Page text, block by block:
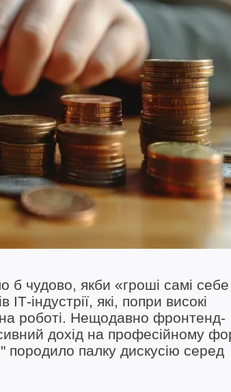
б чудово, якби «гроші самі себе
індустрії, які, попри високі
на роботі. Нещодавно фронтенд-
дохід на професійному
палку дискусію серед